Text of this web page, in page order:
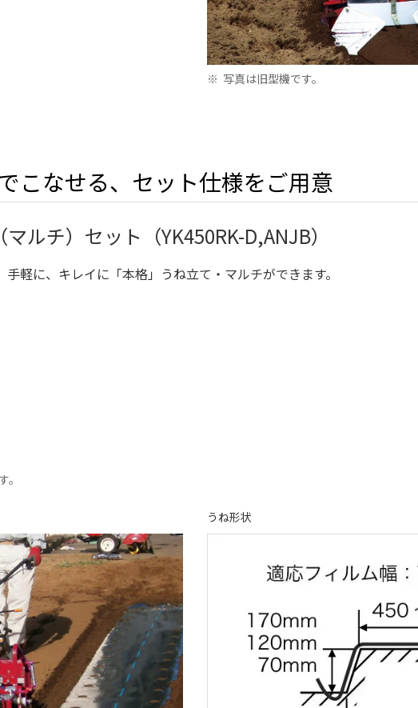
※ 写真は旧型機です。
こなせる、セット仕様をご用意
ルチ）セット（YK450RK-D,ANJB）
軽に、キレイに「本格」うね立て・マルチができます。
うね形状